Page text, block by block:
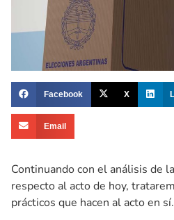
Facebook X
Email
Continuando con el análisis de
respecto al acto de hoy,
prácticos que hacen al acto en sí.